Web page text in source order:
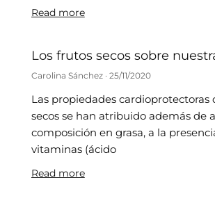
Read more
Los frutos secos sobre
Carolina Sánchez 25/11/2020
Las propiedades cardioprotectoras
secos se han atribuido además de
composición en grasa, a la
vitaminas (ácido
Read more